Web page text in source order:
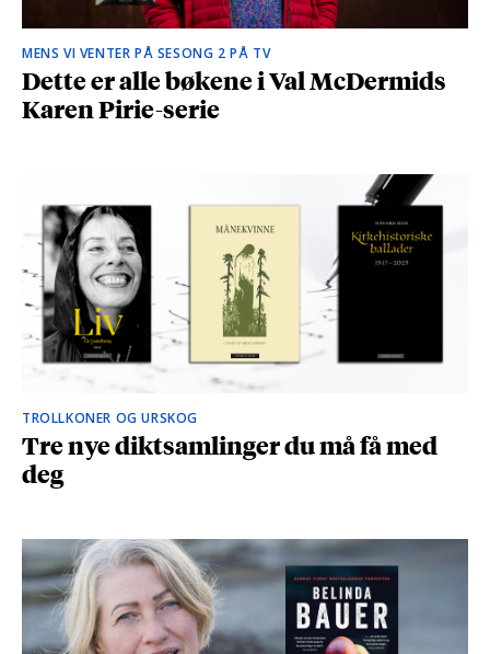
MENS VI VENTER PÅ SESONG 2 PÅ TV
Dette er alle bøkene i Val McDermids
Karen Pirie-serie
TROLLKONER OG URSKOG
Tre nye diktsamlinger du må få med
deg